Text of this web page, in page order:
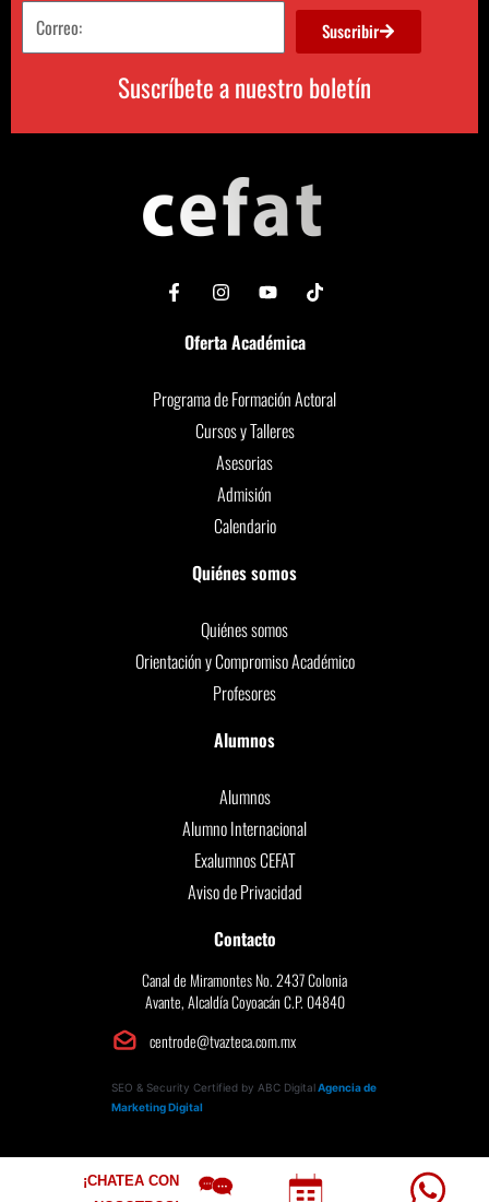
Suscríbete a nuestro boletín
Suscribir
Oferta Académica
Programa de Formación Actoral
Cursos y Talleres
Asesorias
Admisión
Calendario
Quiénes somos
Quiénes somos
Orientación y Compromiso Académico
Profesores
Alumnos
Alumnos
Alumno Internacional
Exalumnos CEFAT
Aviso de Privacidad
Contacto
Canal de Miramontes No. 2437 Colonia
Avante, Alcaldía Coyoacán C.P. 04840
centrode@tvazteca.com.mx
SEO & Security Certified by ABC Digital Agencia de
Marketing Digital
¡CHATEA CON